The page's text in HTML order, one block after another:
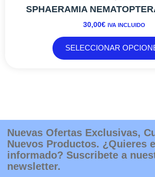
SPHAERAMIA
30,00€ IVA INCLUIDO
SELECCIONAR
Nuevas Ofertas Exclusivas,
Nuevos Productos. ¿Quieres
informado? Suscribete a
newsletter.